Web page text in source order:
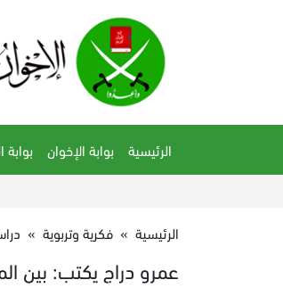
الرئيسية بوابة الإخوان بوابة
الرئيسية » فكرية وتربوية »
عمرو دراج يكتب: بين